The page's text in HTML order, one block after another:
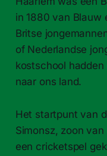
in 1880 van Blauw
Britse
of Nederlandse
kostschool
naar ons land.
Het startpunt van
Simonsz, zoon
een cricketspel